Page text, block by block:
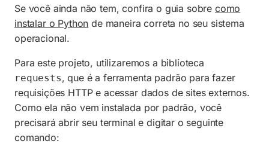
Se você ainda não tem, confira o guia sobre como
instalar o Python de maneira correta no seu sistema
operacional.
Para este projeto, utilizaremos a biblioteca
requests, que é a ferramenta padrão para fazer
requisições HTTP e acessar dados de sites externos.
Como ela não vem instalada por padrão, você
precisará abrir seu terminal e digitar o seguinte
comando: